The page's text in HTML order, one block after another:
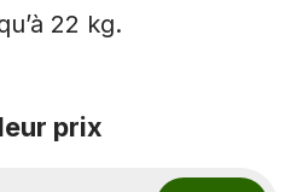
22 kg.
prix